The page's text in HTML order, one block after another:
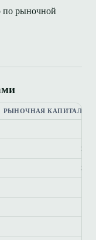
по рыночной
РЫНОЧНАЯ